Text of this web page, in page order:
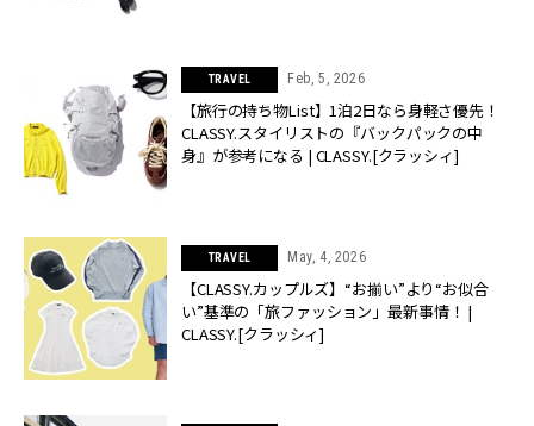
TRAVEL Feb, 5, 2026
【旅行の持ち物List】1泊2日なら身軽さ優先！
CLASSY.スタイリストの『バックパックの中
身』が参考になる | CLASSY.[クラッシィ]
TRAVEL May, 4, 2026
【CLASSY.カップルズ】“お揃い”より“お似合
い”基準の「旅ファッション」最新事情！ |
CLASSY.[クラッシィ]